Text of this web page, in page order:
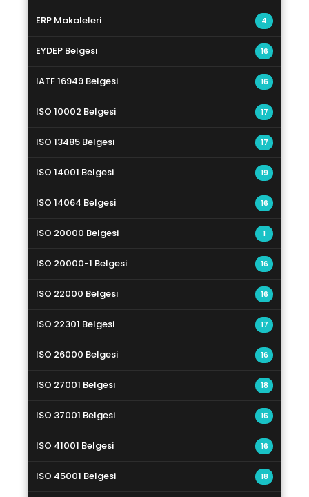
ERP Makaleleri 4
EYDEP Belgesi 16
IATF 16949 Belgesi 16
ISO 10002 Belgesi 17
ISO 13485 Belgesi 17
ISO 14001 Belgesi 19
ISO 14064 Belgesi 16
ISO 20000 Belgesi 1
ISO 20000-1 Belgesi 16
ISO 22000 Belgesi 16
ISO 22301 Belgesi 17
ISO 26000 Belgesi 16
ISO 27001 Belgesi 18
ISO 37001 Belgesi 16
ISO 41001 Belgesi 16
ISO 45001 Belgesi 18